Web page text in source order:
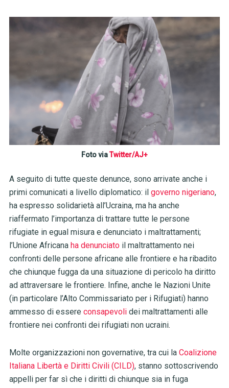
Foto viaTwitter/AJ+
A seguito di tutte queste denunce, sono arrivate anche i
primi comunicati a livello diplomatico: il governo nigeriano,
ha espresso solidarietà all’Ucraina, ma ha anche
riaffermato l’importanza di trattare tutte le persone
rifugiate in egual misura e denunciato i maltrattamenti;
l’Unione Africana ha denunciatoil maltrattamento nei
confronti delle persone africane alle frontiere e ha ribadito
che chiunque fugga da una situazione di pericolo ha diritto
ad attraversare le frontiere. Infine, anche le Nazioni Unite
(in particolare l’Alto Commissariato per i Rifugiati) hanno
ammesso di essere consapevolidei maltrattamenti alle
frontiere nei confronti dei rifugiati non ucraini.
Molte organizzazioni non governative, tra cui la Coalizione
Italiana Libertà e Diritti Civili (CILD), stanno sottoscrivendo
appelli per far sì che i diritti di chiunque sia in fuga